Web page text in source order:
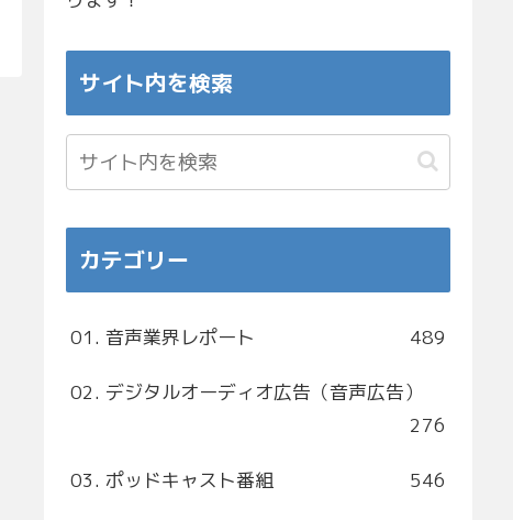
サイト内を検索
カテゴリー
01. 音声業界レポート 489
02. デジタルオーディオ広告（音声広告）
276
03. ポッドキャスト番組 546